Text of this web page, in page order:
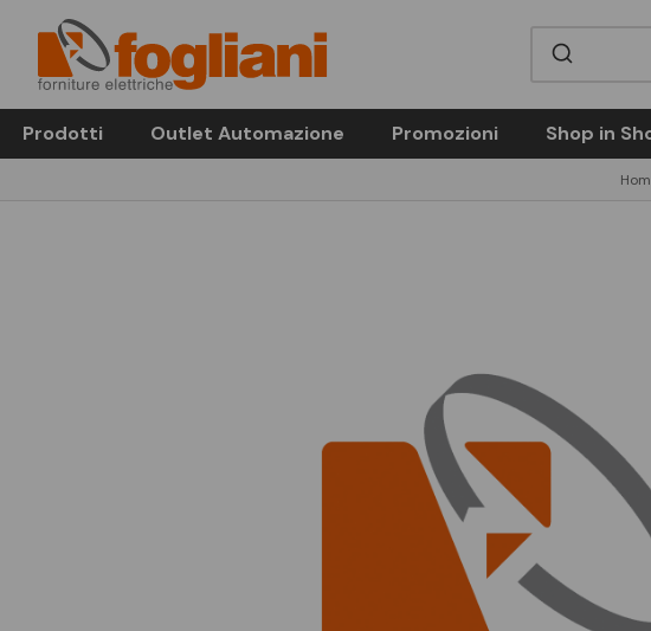
Prodotti Outlet Automazione Promozioni Shop in